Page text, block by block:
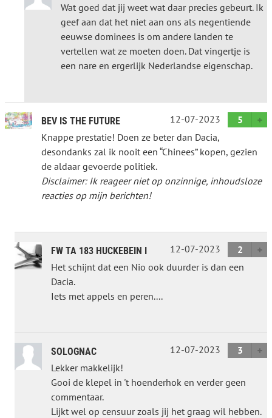
Wat goed dat jij weet wat daar precies gebeurt. Ik
geef aan dat het niet aan ons als negentiende
eeuwse dominees is om andere landen te
vertellen wat ze moeten doen. Dat vingertje is
een nare en ergerlijk Nederlandse eigenschap.
BEV IS THE FUTURE 12-07-2023
5
Knappe prestatie! Doen ze beter dan Dacia,
desondanks zal ik nooit een “Chinees” kopen, gezien
de aldaar gevoerde politiek.
Disclaimer: Ik reageer niet op onzinnige, inhoudsloze
reacties op mijn berichten!
FW TA 183 HUCKEBEIN I 12-07-2023
2
Het schijnt dat een Nio ook duurder is dan een
Dacia.
Iets met appels en peren....
SOLOGNAC 12-07-2023
3
Lekker makkelijk!
Gooi de klepel in 't hoenderhok en verder geen
commentaar.
Lijkt wel op censuur zoals jij het graag wil hebben.